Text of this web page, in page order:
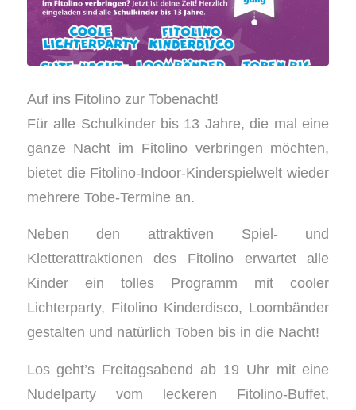
Auf ins Fitolino zur Tobenacht!
Für alle Schulkinder bis 13 Jahre, die mal eine
ganze Nacht im Fitolino verbringen möchten,
bietet die Fitolino-Indoor-Kinderspielwelt wieder
mehrere Tobe-Termine an.
Neben den attraktiven Spiel- und
Kletterattraktionen des Fitolino erwartet alle
Kinder ein tolles Programm mit cooler
Lichterparty, Fitolino Kinderdisco, Loombänder
gestalten und natürlich Toben bis in die Nacht!
Los geht’s Freitagsabend ab 19 Uhr mit eine
Nudelparty vom leckeren Fitolino-Buffet,